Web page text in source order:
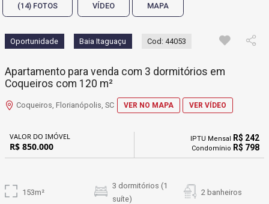
(14) FOTOS VÍDEO MAPA
Oportunidade Baia Itaguaçu Cod: 44053
Apartamento para venda com 3 dormitórios em
Coqueiros com 120 m²
Coqueiros, Florianópolis, SC VER NO MAPA VER VÍDEO
VALOR DO IMÓVEL
R$ 850.000
IPTU Mensal R$ 242
Condomínio R$ 798
153m²
3 dormitórios (1
suíte)
2 banheiros